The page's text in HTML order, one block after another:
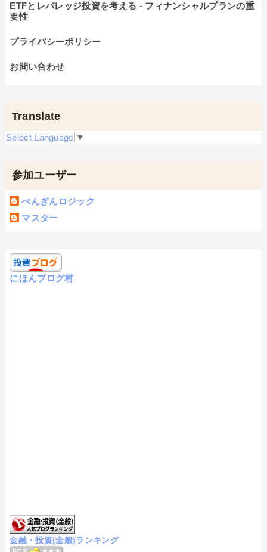
ETFとレバレッジ投資を考える - フィナンシャルプランの重
要性
プライバシーポリシー
お問い合わせ
Translate
Select Language ▼
参加ユーザー
ぺんぎんロジック
マスター
にほんブログ村
金融・投資(全般)ランキング